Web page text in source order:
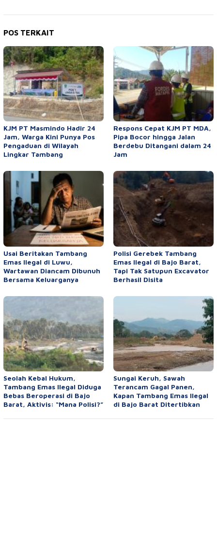
POS TERKAIT
KJM PT Masmindo Hadir 24
Jam, Warga Kini Punya Pos
Pengaduan di Wilayah
Lingkar Tambang
Respons Cepat KJM PT MDA,
Pipa Bocor hingga Jalan
Berdebu Ditangani dalam 24
Jam
Usai Beritakan Tambang
Emas Ilegal di Luwu,
Wartawan Diancam Dibunuh
Bersama Keluarganya
Polisi Gerebek Tambang
Emas Ilegal di Bajo Barat,
Tapi Tak Satupun Excavator
Berhasil Disita
Seolah Kebal Hukum,
Tambang Emas Ilegal Diduga
Bebas Beroperasi di Bajo
Barat, Aktivis: “Mana Polisi?”
Sungai Keruh, Sawah
Terancam Gagal Panen,
Kapan Tambang Emas Ilegal
di Bajo Barat Ditertibkan